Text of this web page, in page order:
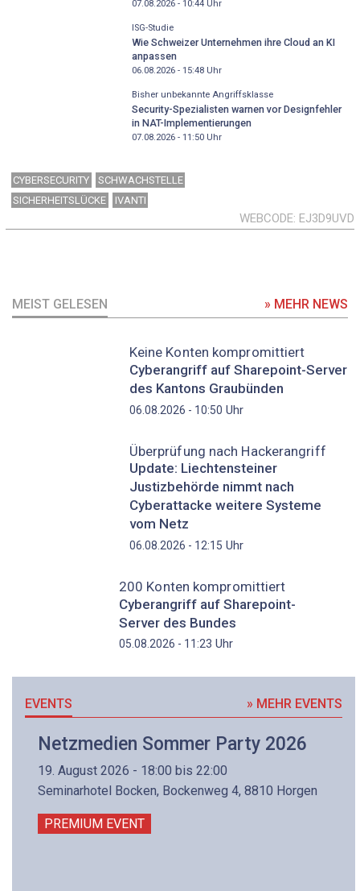
07.08.2026 - 10:44Uhr
ISG-Studie
Wie Schweizer Unternehmen ihre Cloud an KI
anpassen
06.08.2026 - 15:48Uhr
Bisher unbekannte Angriffsklasse
Security-Spezialisten warnen vor Designfehler
in NAT-Implementierungen
07.08.2026 - 11:50Uhr
CYBERSECURITY
SCHWACHSTELLE
SICHERHEITSLÜCKE
IVANTI
WEBCODE EJ3D9UVD
MEIST GELESEN » MEHR NEWS
Keine Konten kompromittiert
Cyberangriff auf Sharepoint-Server
des Kantons Graubünden
06.08.2026 - 10:50 Uhr
Überprüfung nach Hackerangriff
Update: Liechtensteiner
Justizbehörde nimmt nach
Cyberattacke weitere Systeme
vom Netz
06.08.2026 - 12:15 Uhr
200 Konten kompromittiert
Cyberangriff auf Sharepoint-
Server des Bundes
05.08.2026 - 11:23 Uhr
EVENTS » MEHR EVENTS
Netzmedien Sommer Party 2026
19. August 2026 - 18:00 bis 22:00
Seminarhotel Bocken, Bockenweg 4, 8810 Horgen
PREMIUM EVENT